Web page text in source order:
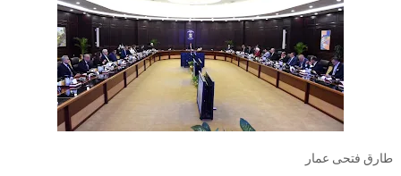
طارق فتحى عمار